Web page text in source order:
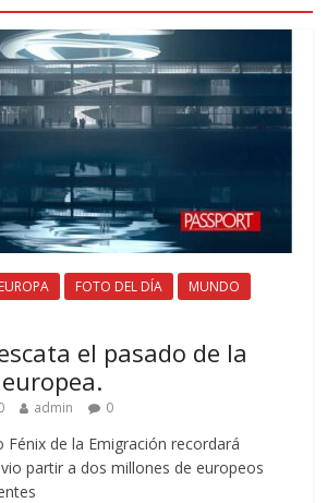
EUROPA FOTO DEL DÍA
MUNDO
el pasado de la
admin 0
Fénix de la Emigración recordará
partir a dos millones de europeos